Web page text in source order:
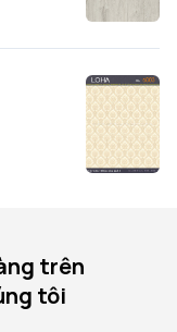
trên
tôi